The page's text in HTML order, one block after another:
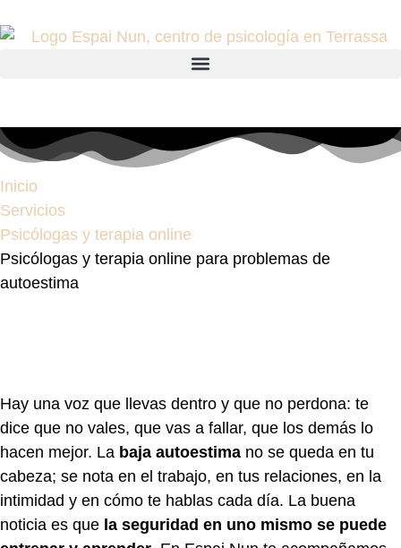
Inicio
Servicios
Psicólogas y terapia online
Psicólogas y terapia online para problemas de
autoestima
Hay una voz que llevas dentro y que no perdona: te
dice que no vales, que vas a fallar, que los demás lo
hacen mejor. La baja autoestima no se queda en tu
cabeza; se nota en el trabajo, en tus relaciones, en la
intimidad y en cómo te hablas cada día. La buena
noticia es que la seguridad en uno mismo se puede